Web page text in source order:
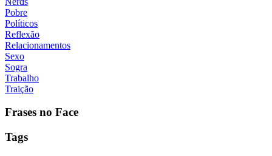
Pobre
Políticos
Reflexão
Relacionamentos
Sexo
Sogra
Trabalho
Traição
Frases no Face
Tags